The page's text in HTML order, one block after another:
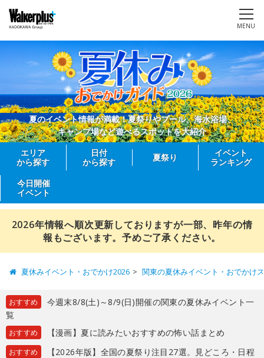
MENU
夏のイベント情報が満載！夏祭りやプール、海水浴場、
キャンプ場など遊べるスポットを大紹介
エリア
から探す
日付
から探す
夏祭り
イベント
ランキング
今日開催
イベント
2026年情報へ順次更新しておりますが一部、昨年の情
報もございます。予めご了承ください。
夏休みイベント・おでかけ2026 関東の夏休みイベント・おでかけ
おすすめ
今週末8/8(土)～8/9(日)開催の関東の夏休みイベント一
覧
おすすめ 【漫画】夏に読みたいおすすめの怖い話まとめ
おすすめ
【2026年版】全国の夏祭り注目27選。見どころ・日程